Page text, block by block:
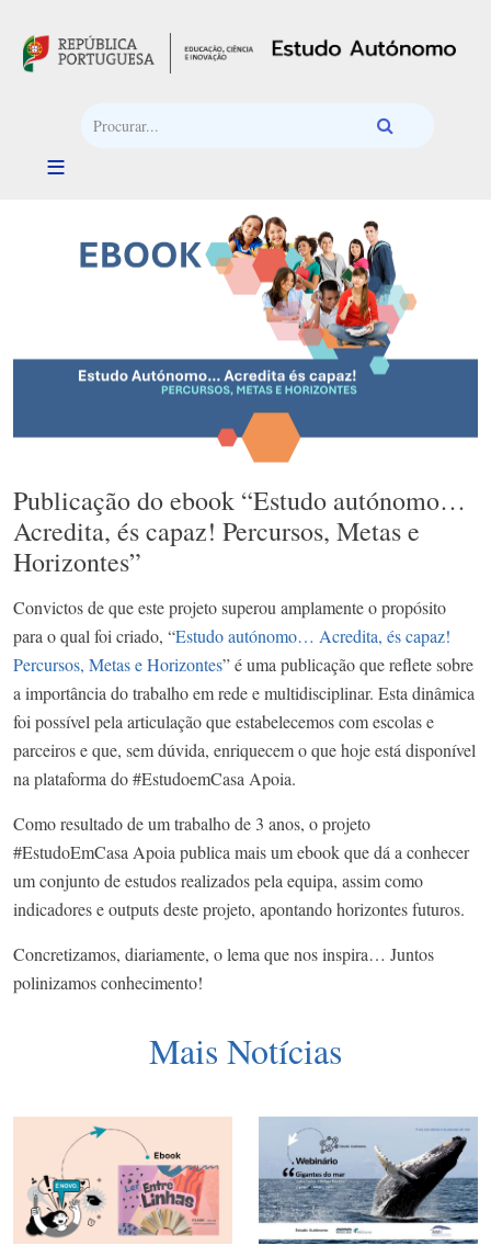
Publicação do ebook “Estudo autónomo…
Acredita, és capaz! Percursos, Metas e
Horizontes”
Convictos de que este projeto superou amplamente o propósito
para o qual foi criado, “Estudo autónomo… Acredita, és capaz!
Percursos, Metas e Horizontes” é uma publicação que reflete sobre
a importância do trabalho em rede e multidisciplinar. Esta dinâmica
foi possível pela articulação que estabelecemos com escolas e
parceiros e que, sem dúvida, enriquecem o que hoje está disponível
na plataforma do #EstudoemCasa Apoia.
Como resultado de um trabalho de 3 anos, o projeto
#EstudoEmCasa Apoia publica mais um ebook que dá a conhecer
um conjunto de estudos realizados pela equipa, assim como
indicadores e outputs deste projeto, apontando horizontes futuros.
Concretizamos, diariamente, o lema que nos inspira… Juntos
polinizamos conhecimento!
Mais Notícias